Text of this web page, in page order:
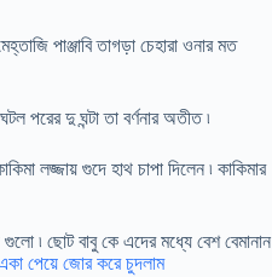
পাঞ্জাবি তাগড়া চেহারা ওনার মত
পরের দু ঘন্টা তা বর্ণনার অতীত ৷
লজ্জায় গুদে হাথ চাপা দিলেন ৷ কাকিমার
৷ ছোট বাবু কে এদের মধ্যে বেশ বেমানান
পেয়ে জোর করে চুদলাম